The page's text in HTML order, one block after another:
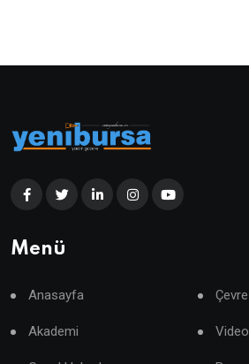
Menü
Anasayfa Çevre
Akademi Video